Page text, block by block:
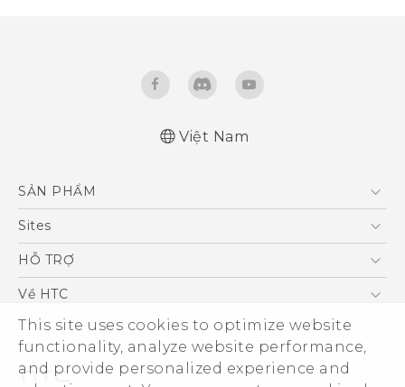
This site uses cookies to optimize website
functionality, analyze website performance,
and provide personalized experience and
Việt Nam
SẢN PHẨM
5G
Điện Thoại Thông Minh
VIVE
Sites
HTC Dev
HỖ TRỢ
Trung tâm hỗ trợ
Hỗ trợ bảo hành HTC
Về HTC
ESG
Nhà đầu tư
Làm việc tại HTC